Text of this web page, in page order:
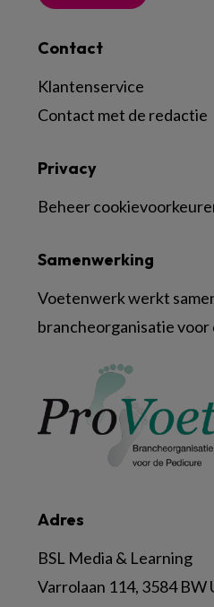
Contact
Klantenservice
Contact met de redactie
Adres
BSL Media & Learning
Varrolaan 114, 3584 BW
Samenwerking
Voetenwerk werkt
brancheorganisatie voor
Privacy
Beheer